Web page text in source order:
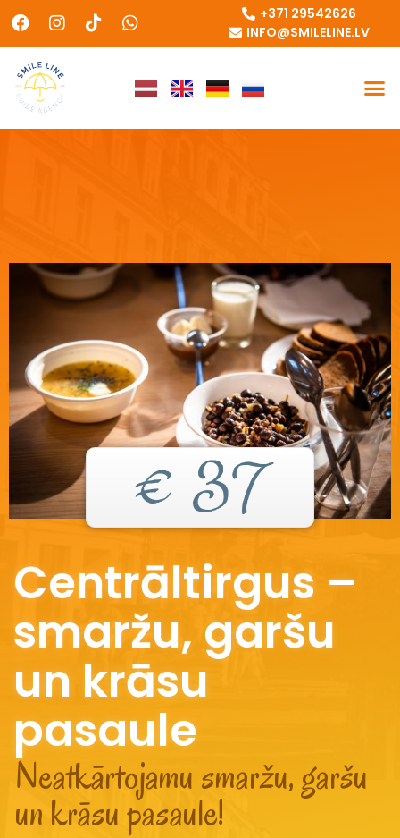
+371 29542626
INFO@SMILELINE.LV
Centrāltirgus –
smaržu, garšu
un krāsu
pasaule
Neatkārtojamu smaržu, garšu
un krāsu pasaule!
€ 37